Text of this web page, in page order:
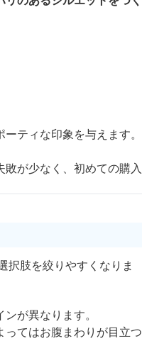
ティな印象を与えます。
が少なく、初めての購入
択肢を絞りやすくなりま
が異なります。
ってはお腹まわりが目立つ